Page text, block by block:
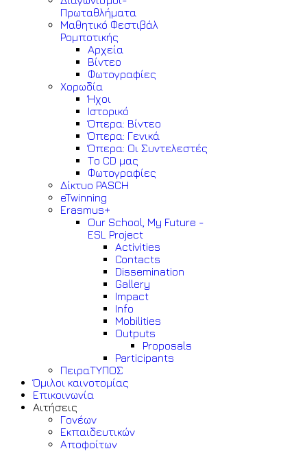
Πρωταθλήματα
Μαθητικό Φεστιβάλ
Ρομποτικής
Αρχεία
Βίντεο
Φωτογραφίες
Χορωδία
Ήχοι
Ιστορικό
Όπερα: Βίντεο
Όπερα: Γενικά
Όπερα: Οι Συντελεστές
Το CD μας
Φωτογραφίες
Δίκτυο PASCH
eTwinning
Erasmus+
Our School, My Future -
ESL Project
Activities
Contacts
Dissemination
Gallery
Impact
Info
Mobilities
Outputs
Proposals
Participants
ΠειραΤΥΠΟΣ
Όμιλοι καινοτομίας
Επικοινωνία
Αιτήσεις
Γονέων
Εκπαιδευτικών
Αποφοίτων